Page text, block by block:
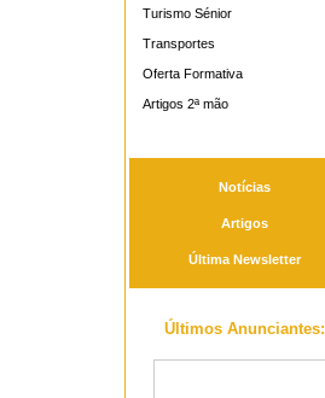
Turismo Sénior
Transportes
Oferta Formativa
Artigos 2ª mão
Notícias
Artigos
Última Newsletter
Últimos Anunciantes: